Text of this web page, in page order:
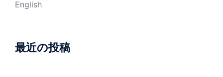
English
最近の投稿